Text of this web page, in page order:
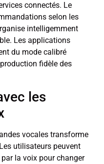
connectés. Le
selon les
intelligemment
Les applications
du mode calibré
fidèle des
les
vocales transforme
utilisateurs peuvent
la voix pour changer